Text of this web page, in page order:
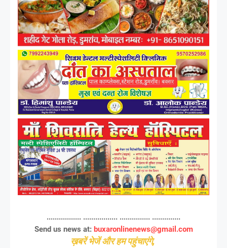
................. ................. ............... ..............
Send us news at: buxaronlinenews@gmail.com
ख़बरें भेजें और हम पहुंचाएंगे,